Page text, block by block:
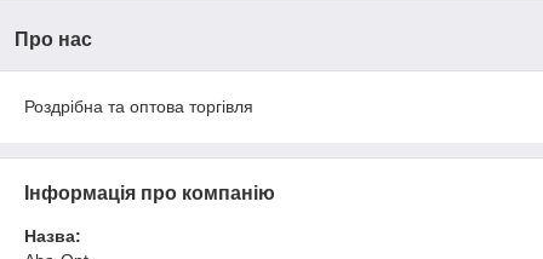
Про нас
Роздрібна та оптова торгівля
Інформація про компанію
Назва: